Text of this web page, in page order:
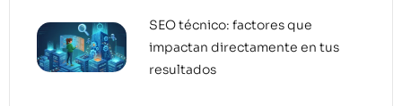
SEO técnico: factores que
impactan directamente en tus
resultados